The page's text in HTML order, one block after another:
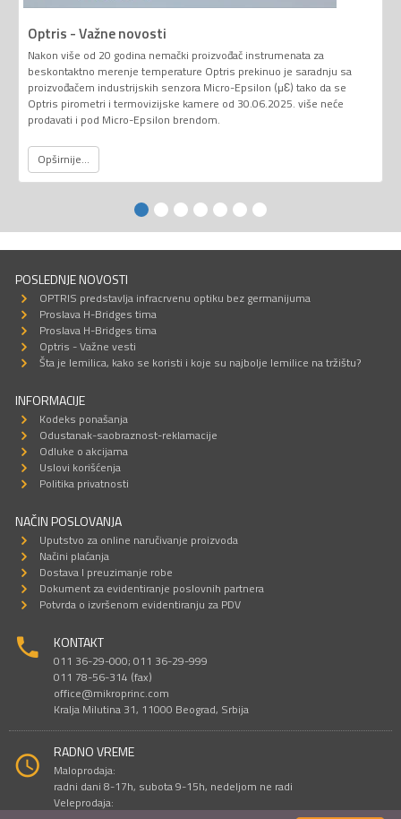
Optris - Važne novosti
Nakon više od 20 godina nemački proizvođač instrumenata za
beskontaktno merenje temperature Optris prekinuo je saradnju sa
proizvođačem industrijskih senzora Micro-Epsilon (µƐ) tako da se
Optris pirometri i termovizijske kamere od 30.06.2025. više neće
prodavati i pod Micro-Epsilon brendom.
Opširnije...
POSLEDNJE NOVOSTI
OPTRIS predstavlja infracrvenu optiku bez germanijuma
Proslava H-Bridges tima
Proslava H-Bridges tima
Optris - Važne vesti
Šta je lemilica, kako se koristi i koje su najbolje lemilice na tržištu?
INFORMACIJE
Kodeks ponašanja
Odustanak-saobraznost-reklamacije
Odluke o akcijama
Uslovi korišćenja
Politika privatnosti
NAČIN POSLOVANJA
Uputstvo za online naručivanje proizvoda
Načini plaćanja
Dostava I preuzimanje robe
Dokument za evidentiranje poslovnih partnera
Potvrda o izvršenom evidentiranju za PDV
KONTAKT
011 36-29-000; 011 36-29-999
011 78-56-314 (fax)
office@mikroprinc.com
Kralja Milutina 31, 11000 Beograd, Srbija
RADNO VREME
Maloprodaja:
radni dani 8-17h, subota 9-15h, nedeljom ne radi
Veleprodaja: